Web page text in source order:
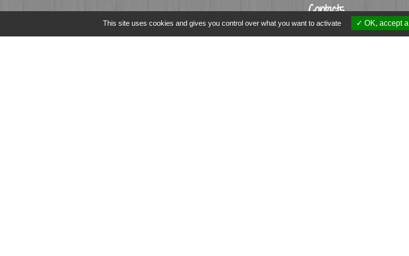
Contacts
Commune de Luitré-Dompierre
This site uses cookies and gives you control over what you want to activate OK, accept all